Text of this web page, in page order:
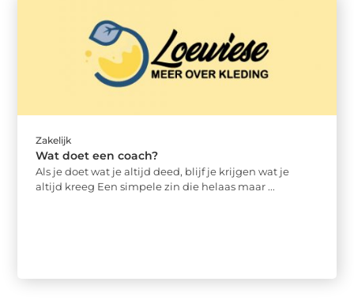
Zakelijk
Wat doet een coach?
Als je doet wat je altijd deed, blijf je krijgen wat je
altijd kreeg Een simpele zin die helaas maar ...